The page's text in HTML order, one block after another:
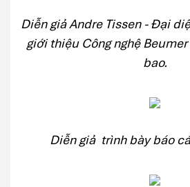
Diễn giả Andre Tissen - Đại
giới thiệu Công nghệ
bao.
Diễn giả trình bày báo